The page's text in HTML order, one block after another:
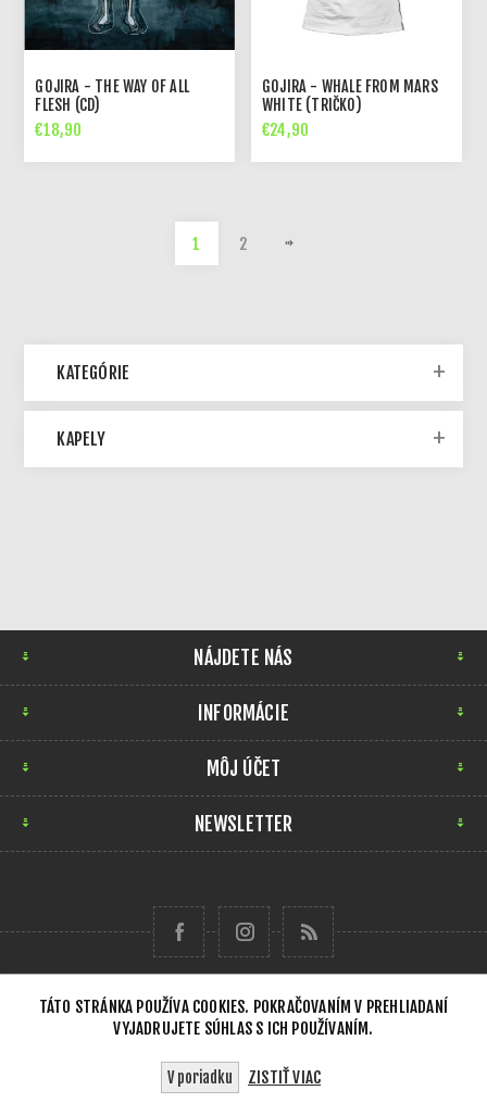
GOJIRA - THE WAY OF ALL
FLESH (CD)
€18,90
GOJIRA - WHALE FROM MARS
WHITE (TRIČKO)
€24,90
1 2
KATEGÓRIE
KAPELY
NÁJDETE NÁS
INFORMÁCIE
MÔJ ÚČET
NEWSLETTER
vyhradené.
TÁTO STRÁNKA POUŽÍVA COOKIES. POKRAČOVANÍM V PREHLIADANÍ
VYJADRUJETE SÚHLAS S ICH POUŽÍVANÍM.
V poriadku ZISTIŤ VIAC